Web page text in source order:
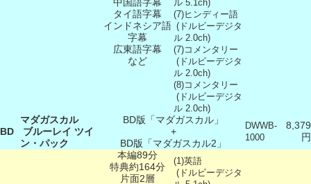
タイ語字幕
インドネシア語
字幕
広東語字幕
など
ル 5.1ch)
(7)ヒンディー語
(ドルビーデジタ
ル 2.0ch)
(7)コメンタリー
(ドルビーデジタ
ル 2.0ch)
(8)コメンタリー
(ドルビーデジタ
ル 2.0ch)
BD
マダガスカル
ブルーレイ ツイ
ン・パック
BD版「マダガスカル」
+
BD版「マダガスカル2」
DWWB-
1000
8,379
円
本編89分
特典約164分
片面2層
(1)英語
(ドルビーデジタ